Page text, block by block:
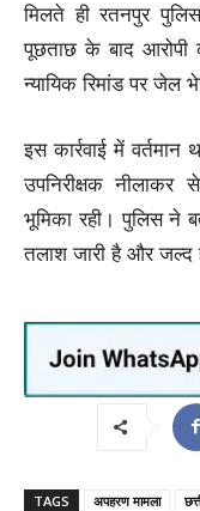
मिलते ही रतनपुर
पूछताछ के बाद आरोपी
न्यायिक रिमांड पर जेल
इस कार्रवाई में वर्तमान
उपनिरीक्षक
भूमिका रही। पुलिस ने
तलाश जारी है और जल्द
TAGS अपहरण मामला